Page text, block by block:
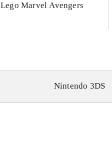
Lego Marvel Avengers
Nintendo 3DS